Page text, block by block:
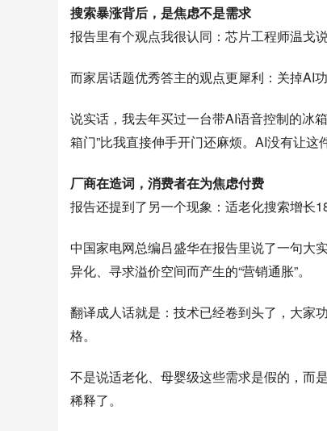
搜索暴涨背后，是焦虑不是需求
报告里有个观点我很认同：芯片工程师温戈
而家居话题优秀答主的观点更犀利：关掉AI
说实话，我去年买过一台带AI语音控制的冰
箱门”比我直接伸手开门还麻烦。AI没有让这
厂商在造词，消费者在为焦虑付费
报告还提到了另一个现象：适老化搜索增长
中国家电网总编吕盛华在报告里说了一句大
异化、寻求溢价空间而产生的“营销通胀”。
翻译成人话就是：技术已经卷到头了，大家
格。
不是说适老化、母婴级这些需求是假的，而
稀释了。